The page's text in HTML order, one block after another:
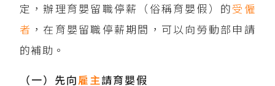
定，辦理育嬰留職停薪（俗稱育嬰假）的受僱
者 ，在育嬰留職停薪期間，可以向勞動部申請
的補助。
（一）先向雇主請育嬰假